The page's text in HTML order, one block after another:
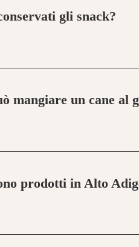
gli snack?
mangiare un cane al
prodotti in Alto